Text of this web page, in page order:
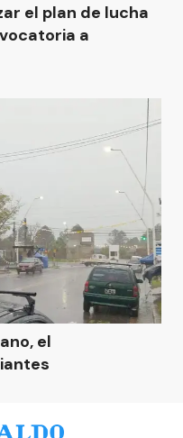
el plan de lucha
a
el